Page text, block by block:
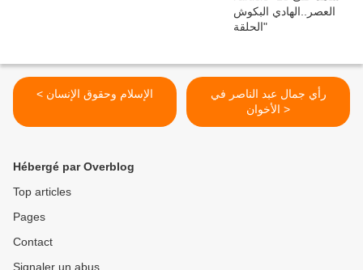
< الإسلام وحقوق الإنسان
رأي جمال عبد الناصر في
الأخوان >
Hébergé par Overblog
Top articles
Pages
Contact
Signaler un abus